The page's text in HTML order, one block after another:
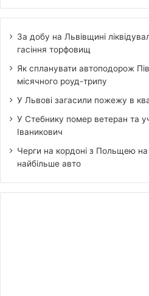
За добу на Львівщині
гасіння торфовищ
Як спланувати автоподорож
місячного роуд-трипу
У Львові загасили пожежу в
У Стебнику помер ветеран та
Іваникович
Черги на кордоні з Польщею на
найбільше авто